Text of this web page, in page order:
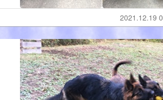
2021.12.19